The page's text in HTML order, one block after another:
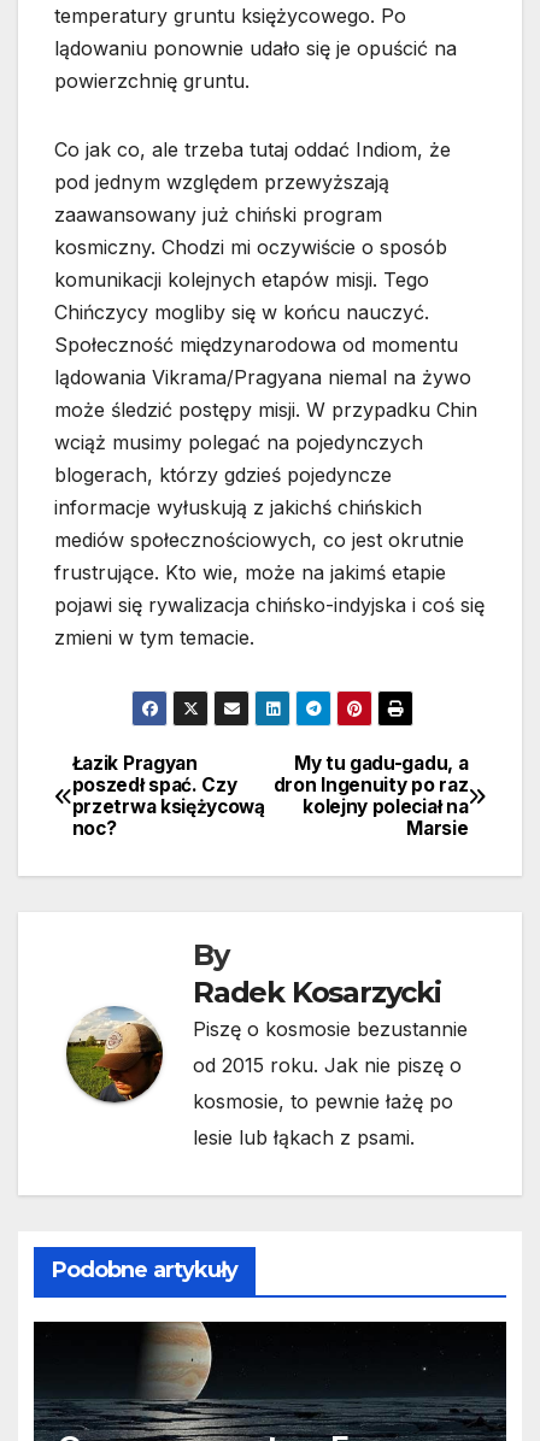
temperatury gruntu księżycowego. Po
lądowaniu ponownie udało się je opuścić na
powierzchnię gruntu.
Co jak co, ale trzeba tutaj oddać Indiom, że
pod jednym względem przewyższają
zaawansowany już chiński program
kosmiczny. Chodzi mi oczywiście o sposób
komunikacji kolejnych etapów misji. Tego
Chińczycy mogliby się w końcu nauczyć.
Społeczność międzynarodowa od momentu
lądowania Vikrama/Pragyana niemal na żywo
może śledzić postępy misji. W przypadku Chin
wciąż musimy polegać na pojedynczych
blogerach, którzy gdzieś pojedyncze
informacje wyłuskują z jakichś chińskich
mediów społecznościowych, co jest okrutnie
frustrujące. Kto wie, może na jakimś etapie
pojawi się rywalizacja chińsko-indyjska i coś się
zmieni w tym temacie.
Nawigacja
wpisu
My tu gadu-gadu, a
dron Ingenuity po raz
kolejny poleciał na
Marsie
Łazik Pragyan
poszedł spać. Czy
przetrwa księżycową
noc?
By
Radek Kosarzycki
Piszę o kosmosie bezustannie
od 2015 roku. Jak nie piszę o
kosmosie, to pewnie łażę po
lesie lub łąkach z psami.
Podobne artykuły